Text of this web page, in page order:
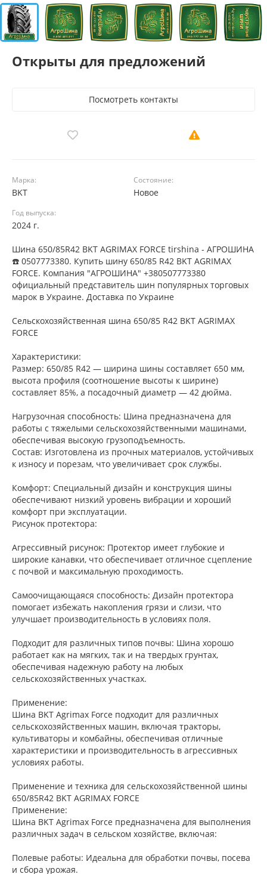
Открыты для предложений
Посмотреть контакты
Марка:
BKT
Состояние:
Новое
Год выпуска:
2024 г.
Шина 650/85R42 BKT AGRIMAX FORCE tirshina - АГРОШИНА
☎️ 0507773380. Купить шину 650/85 R42 BKT AGRIMAX
FORCE. Компания "АГРОШИНА" +380507773380
официальный представитель шин популярных торговых
марок в Украине. Доставка по Украине
Сельскохозяйственная шина 650/85 R42 BKT AGRIMAX
FORCE
Характеристики:
Размер: 650/85 R42 — ширина шины составляет 650 мм,
высота профиля (соотношение высоты к ширине)
составляет 85%, а посадочный диаметр — 42 дюйма.
Нагрузочная способность: Шина предназначена для
работы с тяжелыми сельскохозяйственными машинами,
обеспечивая высокую грузоподъемность.
Состав: Изготовлена из прочных материалов, устойчивых
к износу и порезам, что увеличивает срок службы.
Комфорт: Специальный дизайн и конструкция шины
обеспечивают низкий уровень вибрации и хороший
комфорт при эксплуатации.
Рисунок протектора:
Агрессивный рисунок: Протектор имеет глубокие и
широкие канавки, что обеспечивает отличное сцепление
с почвой и максимальную проходимость.
Самоочищающаяся способность: Дизайн протектора
помогает избежать накопления грязи и слизи, что
улучшает производительность в условиях поля.
Подходит для различных типов почвы: Шина хорошо
работает как на мягких, так и на твердых грунтах,
обеспечивая надежную работу на любых
сельскохозяйственных участках.
Применение:
Шина BKT Agrimax Force подходит для различных
сельскохозяйственных машин, включая тракторы,
культиваторы и комбайны, обеспечивая отличные
характеристики и производительность в агрессивных
условиях работы.
Применение и техника для сельскохозяйственной шины
650/85R42 BKT AGRIMAX FORCE
Применение:
Шина BKT Agrimax Force предназначена для выполнения
различных задач в сельском хозяйстве, включая:
Полевые работы: Идеальна для обработки почвы, посева
и сбора урожая.